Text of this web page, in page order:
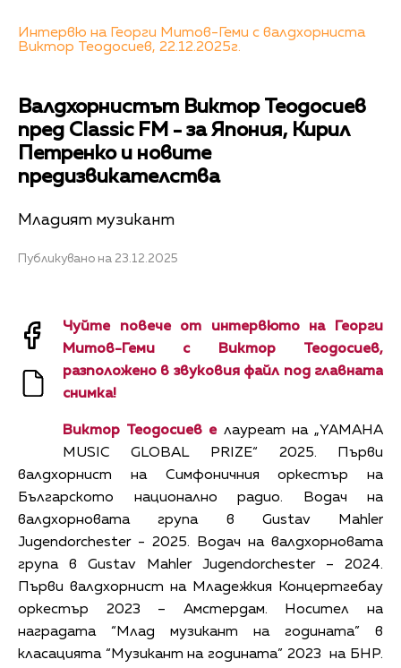
Интервю на Георги Митов-Геми с валдхорниста
Виктор Теодосиев, 22.12.2025г.
Валдхорнистът Виктор Теодосиев
пред Classic FM - за Япония, Кирил
Петренко и новите
предизвикателства
Младият музикант
Публикувано на 23.12.2025
Чуйте повече от интервюто на Георги
Митов-Геми с Виктор Теодосиев,
разположено в звуковия файл под главната
снимка!
Виктор Теодосиев e лауреат на „YAMAHA
MUSIC GLOBAL PRIZE“ 2025. Първи
валдхорнист на Симфоничния оркестър на
Българското национално радио. Водач на
валдхорновата група в Gustav Mahler
Jugendorchester - 2025. Водач на валдхорновата
група в Gustav Mahler Jugendorchester – 2024.
Първи валдхорнист на Младежкия Концертгебау
оркестър 2023 – Амстердам. Носител на
наградата “Млад музикант на годината” в
класацията “Музикант на годината” 2023 на БНР.